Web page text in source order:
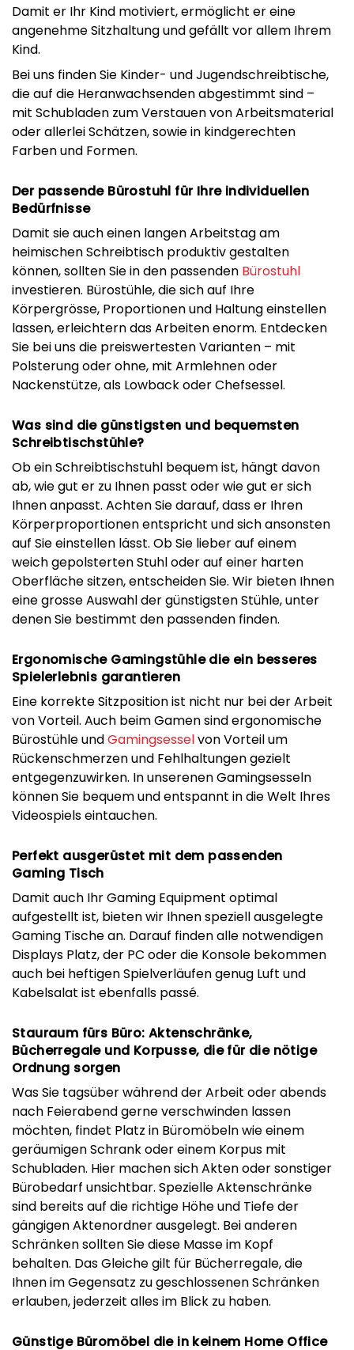
Damit er Ihr Kind motiviert, ermöglicht er eine
angenehme Sitzhaltung und gefällt vor allem Ihrem
Kind.
Bei uns finden Sie Kinder- und Jugendschreibtische,
die auf die Heranwachsenden abgestimmt sind –
mit Schubladen zum Verstauen von Arbeitsmaterial
oder allerlei Schätzen, sowie in kindgerechten
Farben und Formen.
Der passende Bürostuhl für Ihre individuellen
Bedürfnisse
Damit sie auch einen langen Arbeitstag am
heimischen Schreibtisch produktiv gestalten
können, sollten Sie in den passenden Bürostuhl
investieren. Bürostühle, die sich auf Ihre
Körpergrösse, Proportionen und Haltung einstellen
lassen, erleichtern das Arbeiten enorm. Entdecken
Sie bei uns die preiswertesten Varianten – mit
Polsterung oder ohne, mit Armlehnen oder
Nackenstütze, als Lowback oder Chefsessel.
Was sind die günstigsten und bequemsten
Schreibtischstühle?
Ob ein Schreibtischstuhl bequem ist, hängt davon
ab, wie gut er zu Ihnen passt oder wie gut er sich
Ihnen anpasst. Achten Sie darauf, dass er Ihren
Körperproportionen entspricht und sich ansonsten
auf Sie einstellen lässt. Ob Sie lieber auf einem
weich gepolsterten Stuhl oder auf einer harten
Oberfläche sitzen, entscheiden Sie. Wir bieten Ihnen
eine grosse Auswahl der günstigsten Stühle, unter
denen Sie bestimmt den passenden finden.
Ergonomische Gamingstühle die ein besseres
Spielerlebnis garantieren
Eine korrekte Sitzposition ist nicht nur bei der Arbeit
von Vorteil. Auch beim Gamen sind ergonomische
Bürostühle undGamingsesselvon Vorteil um
Rückenschmerzen und Fehlhaltungen gezielt
entgegenzuwirken. In unserenen Gamingsesseln
können Sie bequem und entspannt in die Welt Ihres
Videospiels eintauchen.
Perfekt ausgerüstet mit dem passenden
Gaming Tisch
Damit auch Ihr Gaming Equipment optimal
aufgestellt ist, bieten wir Ihnen speziell ausgelegte
Gaming Tische an. Darauf finden alle notwendigen
Displays Platz, der PC oder die Konsole bekommen
auch bei heftigen Spielverläufen genug Luft und
Kabelsalat ist ebenfalls passé.
Stauraum fürs Büro: Aktenschränke,
Bücherregale und Korpusse, die für die nötige
Ordnung sorgen
Was Sie tagsüber während der Arbeit oder abends
nach Feierabend gerne verschwinden lassen
möchten, findet Platz in Büromöbeln wie einem
geräumigen Schrank oder einem Korpus mit
Schubladen. Hier machen sich Akten oder sonstiger
Bürobedarf unsichtbar. Spezielle Aktenschränke
sind bereits auf die richtige Höhe und Tiefe der
gängigen Aktenordner ausgelegt. Bei anderen
Schränken sollten Sie diese Masse im Kopf
behalten. Das Gleiche gilt für Bücherregale, die
Ihnen im Gegensatz zu geschlossenen Schränken
erlauben, jederzeit alles im Blick zu haben.
Günstige Büromöbel die in keinem Home Office